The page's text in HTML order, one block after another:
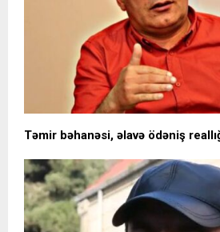
Təmir bəhanəsi, əlavə ödəniş